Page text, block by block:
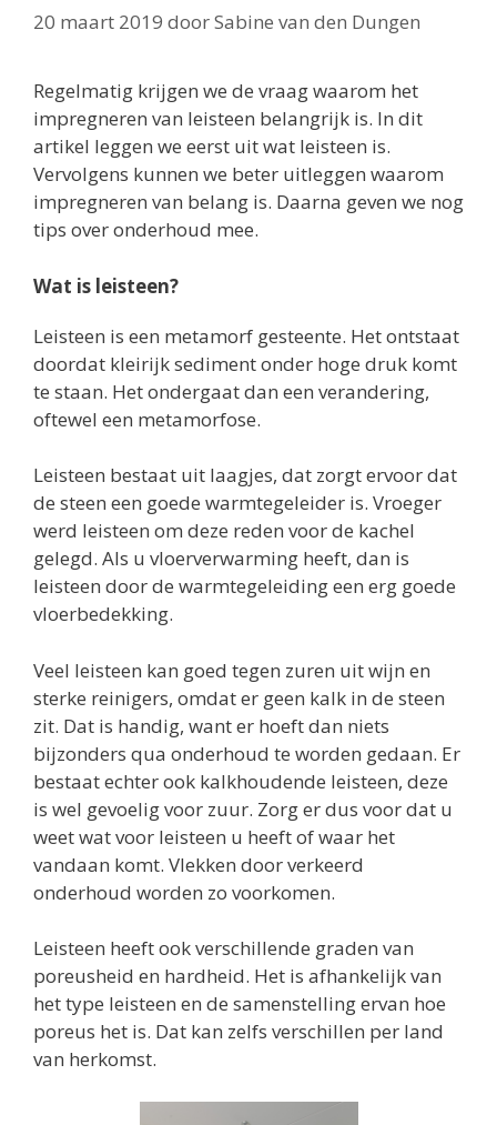
20 maart 2019 doorSabine van den Dungen
Regelmatig krijgen we de vraag waarom het
impregneren van leisteen belangrijk is. In dit
artikel leggen we eerst uit wat leisteen is.
Vervolgens kunnen we beter uitleggen waarom
impregneren van belang is. Daarna geven we nog
tips over onderhoud mee.
Wat is leisteen?
Leisteen is een metamorf gesteente. Het ontstaat
doordat kleirijk sediment onder hoge druk komt
te staan. Het ondergaat dan een verandering,
oftewel een metamorfose.
Leisteen bestaat uit laagjes, dat zorgt ervoor dat
de steen een goede warmtegeleider is. Vroeger
werd leisteen om deze reden voor de kachel
gelegd. Als u vloerverwarming heeft, dan is
leisteen door de warmtegeleiding een erg goede
vloerbedekking.
Veel leisteen kan goed tegen zuren uit wijn en
sterke reinigers, omdat er geen kalk in de steen
zit. Dat is handig, want er hoeft dan niets
bijzonders qua onderhoud te worden gedaan. Er
bestaat echter ook kalkhoudende leisteen, deze
is wel gevoelig voor zuur. Zorg er dus voor dat u
weet wat voor leisteen u heeft of waar het
vandaan komt. Vlekken door verkeerd
onderhoud worden zo voorkomen.
Leisteen heeft ook verschillende graden van
poreusheid en hardheid. Het is afhankelijk van
het type leisteen en de samenstelling ervan hoe
poreus het is. Dat kan zelfs verschillen per land
van herkomst.